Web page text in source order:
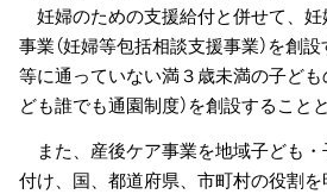
妊婦のための支援給付と併せて、
事業（妊婦等包括相談支援事業）を創
等に通っていない満３歳未満の子ども
ども誰でも通園制度）を創設すること
また、産後ケア事業を地域子ども
付け、国、都道府県、市町村の役割